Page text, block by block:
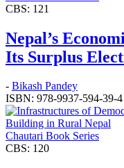
CBS: 121
Nepal’s
Its Surplus
- Bikash Pandey
ISBN: 978-9937-594-39-4
Chautari Book Series
CBS: 120